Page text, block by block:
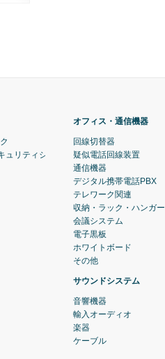
ュリティシステム)
オフィス・通信機器
回線切替器
疑似電話回線装置
通信機器
デジタル携帯電話PBX
テレワーク関連
収納・ラック・ハンガー
会議システム
電子黒板
ホワイトボード
その他
サウンドシステム
音響機器
輸入オーディオ
楽器
ケーブル